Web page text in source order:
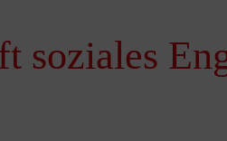
soziales